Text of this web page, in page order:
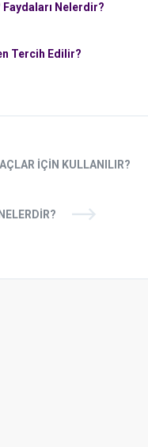
Faydaları Nelerdir?
Tercih Edilir?
İÇIN KULLANILIR?